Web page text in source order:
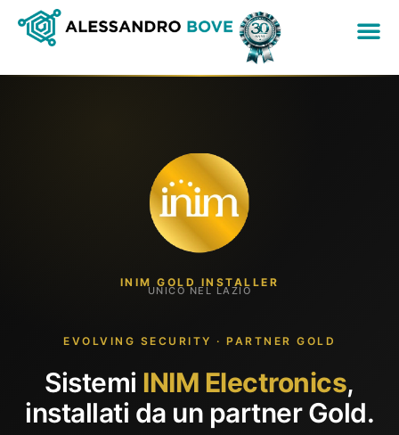
EVOLVING SECURITY · PARTNER GOLD
Sistemi INIM Electronics,
installati da un partner Gold.
INIM GOLD INSTALLER
UNICO NEL LAZIO